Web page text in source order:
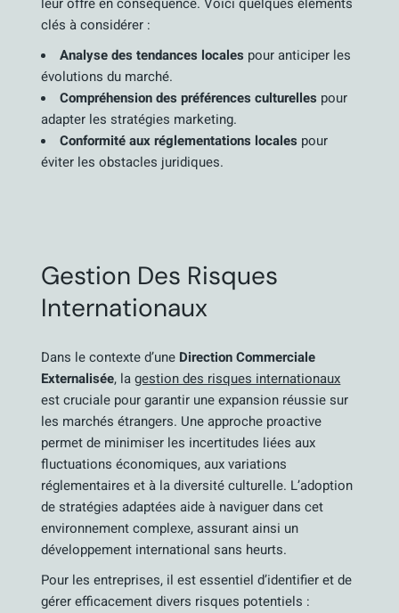
clés à considérer :
Analyse des tendances locales pour anticiper les
évolutions du marché.
Compréhension des préférences culturelles pour
adapter les stratégies marketing.
Conformité aux réglementations locales pour
éviter les obstacles juridiques.
Gestion Des Risques
Internationaux
Dans le contexte d’une Direction Commerciale
Externalisée, lagestion des risques internationaux
est cruciale pour garantir une expansion réussie sur
les marchés étrangers. Une approche proactive
permet de minimiser les incertitudes liées aux
fluctuations économiques, aux variations
réglementaires et à la diversité culturelle. L’adoption
de stratégies adaptées aide à naviguer dans cet
environnement complexe, assurant ainsi un
développement international sans heurts.
Pour les entreprises, il est essentiel d’identifier et de
gérer efficacement divers risques potentiels :